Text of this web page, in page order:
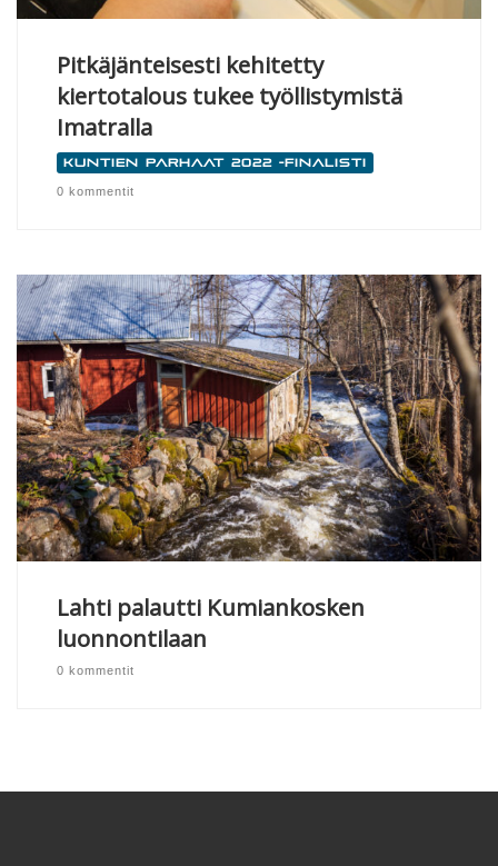
Pitkäjänteisesti kehitetty
kiertotalous tukee työllistymistä
Imatralla
Kuntien parhaat 2022 -finalisti
0 kommentit
Lahti palautti Kumiankosken
luonnontilaan
0 kommentit